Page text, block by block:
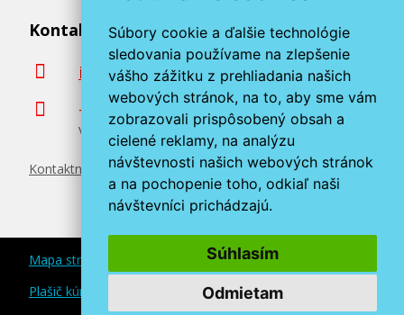
Súbory cookie a ďalšie technológie
sledovania používame na zlepšenie
vášho zážitku z prehliadania našich
webových stránok, na to, aby sme vám
zobrazovali prispôsobený obsah a
cielené reklamy, na analýzu
návštevnosti našich webových stránok
a na pochopenie toho, odkiaľ naši
návštevníci prichádzajú.
Súhlasím
Odmietam
Kontaktujte nás
info@miroluk.sk
+420 377 222 313
Volajte v pracovné dni od 8. do 17. hod.
Kontaktné údaje
Mapa stránok
Plašič kún a myší